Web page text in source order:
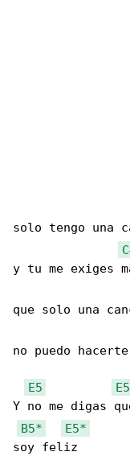
solo tengo una
y tu me exiges
que solo una
no puedo
E5
Y no me digas
B5*
E5*
soy feliz